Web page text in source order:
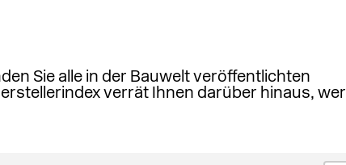
Sie alle in der Bauwelt veröffentlichten
verrät Ihnen darüber hinaus, wer